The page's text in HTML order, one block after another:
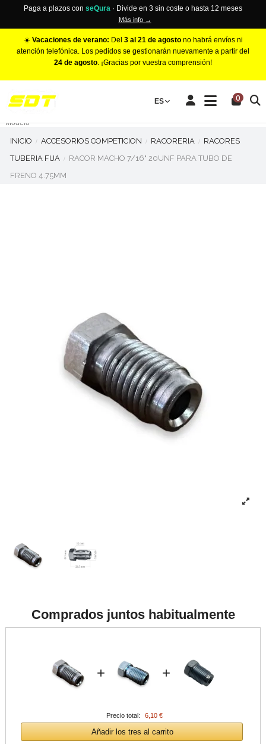
Paga a plazos con seQura · Divide en 3 sin coste o hasta 12 meses
Más info →
☀️ Vacaciones de verano: Del 3 al 21 de agostono habrá envíos ni
atención telefónica. Los pedidos se gestionarán nuevamente a partir del
24 de agosto. ¡Gracias por vuestra comprensión!
ES 0
Make
Modelo
INICIO ACCESORIOS COMPETICION RACORERIA
RACORES
TUBERIA FIJA
RACOR MACHO 7/16" 20UNF PARA TUBO DE
FRENO 4.75MM
Comprados juntos habitualmente
+ +
Precio total: 6,10 €
Añadir los tres al carrito